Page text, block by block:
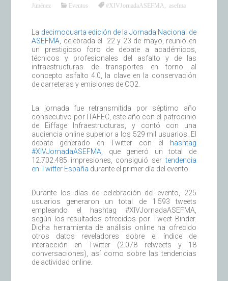
Jiménez
Eventos #XIVJornadaASEFMA ,asefma
La decimocuarta edición de la Jornada Nacional de
ASEFMA , celebrada el 22 y 23 de mayo, reunió en
un prestigioso foro de debate a académicos,
técnicos y profesionales del asfalto y de las
infraestructuras de transportes en torno al
concepto asfalto 4.0, la clave en la conservación
de carreteras y emisiones de CO2.
La jornada fue retransmitida por séptimo año
consecutivo por ITAFEC, este año con el patrocinio
de Eiffage Infraestructuras, y contó con una
audiencia online superior a los 529 mil usuarios. El
debate generado en Twitter con el hashtag
#XIVJornadaASEFMA,
que generó un total de
12.702.485 impresiones, consiguió sertendencia
en Twitter España durante el primer día del evento.
Durante los días de celebración del evento, 225
usuarios generaron un total de 1.593 tweets
empleando el hashtag #XIVJornadaASEFMA,
según los resultados ofrecidos por Tweet Binder.
Dicha herramienta de análisis online ha ofrecido
otros datos reveladores sobre el índice de
interacción en Twitter (2.078 retweets y 18
conversaciones), así como sobre las tendencias
de actividad online.